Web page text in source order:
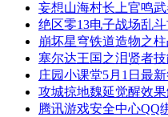
妄想山海村长上官鸣
绝区零13电子战场乱
崩坏星穹铁道造物之
塞尔达王国之泪贤者
庄园小课堂5月1日最
攻城掠地魏延觉醒效
腾讯游戏安全中心QQ